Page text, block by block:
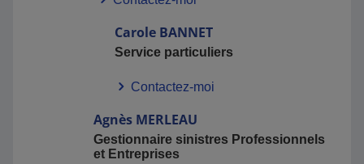
Carole BANNET
Service particuliers
Contactez-moi
Agnès MERLEAU
Gestionnaire sinistres Professionnels
et Entreprises